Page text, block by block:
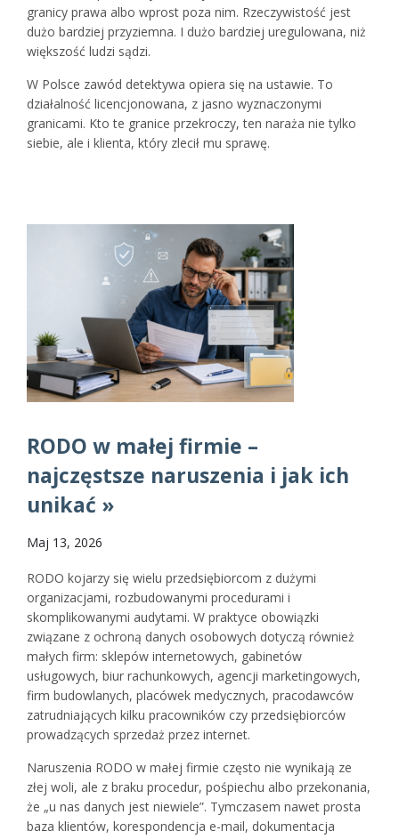
granicy prawa albo wprost poza nim. Rzeczywistość jest
dużo bardziej przyziemna. I dużo bardziej uregulowana, niż
większość ludzi sądzi.
W Polsce zawód detektywa opiera się na ustawie. To
działalność licencjonowana, z jasno wyznaczonymi
granicami. Kto te granice przekroczy, ten naraża nie tylko
siebie, ale i klienta, który zlecił mu sprawę.
RODO w małej firmie –
najczęstsze naruszenia i jak ich
unikać »
Maj 13, 2026
RODO kojarzy się wielu przedsiębiorcom z dużymi
organizacjami, rozbudowanymi procedurami i
skomplikowanymi audytami. W praktyce obowiązki
związane z ochroną danych osobowych dotyczą również
małych firm: sklepów internetowych, gabinetów
usługowych, biur rachunkowych, agencji marketingowych,
firm budowlanych, placówek medycznych, pracodawców
zatrudniających kilku pracowników czy przedsiębiorców
prowadzących sprzedaż przez internet.
Naruszenia RODO w małej firmie często nie wynikają ze
złej woli, ale z braku procedur, pośpiechu albo przekonania,
że „u nas danych jest niewiele”. Tymczasem nawet prosta
baza klientów, korespondencja e-mail, dokumentacja